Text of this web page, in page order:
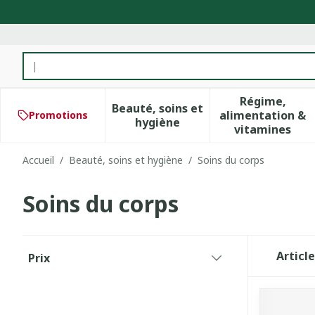
Rechercher
Promotions
Beauté, soins et
hygièneAfficher le sous-menu pour
Régime,
alimentation &
vitamines
Afficher
Accueil / Beauté, soins et hygiène / Soins du corps
Soins du corps
Prix